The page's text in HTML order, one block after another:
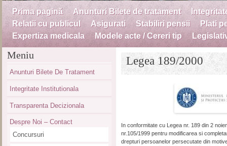
Menu
Skip to content
Prima pagină Anunturi Bilete de tratament
Relatii cu publicul
Asigurati Stabiliri pensii
Plati
Expertiza medicala
Modele acte / Cereri tip
Legea 189/2000
In conformitate cu Legea nr. 189 din 2
nr.105/1999 pentru modificarea si
drepturi persoanelor persecutate din
Meniu
Anunturi Bilete De Tratament
Integritate Institutionala
Transparenta Decizionala
Despre Noi – Contact
Concursuri